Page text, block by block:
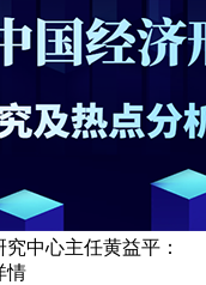
中心主任黄益平：
情